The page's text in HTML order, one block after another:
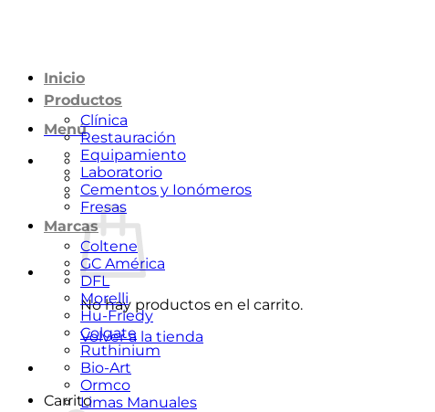
Menú
No hay productos en el carrito.
Volver a la tienda
Carrito
Inicio
Productos
Clínica
Restauración
Equipamiento
Laboratorio
Cementos y Ionómeros
Fresas
Marcas
Coltene
GC América
DFL
Morelli
Hu-Friedy
Colgate
Ruthinium
Bio-Art
Ormco
Limas Manuales